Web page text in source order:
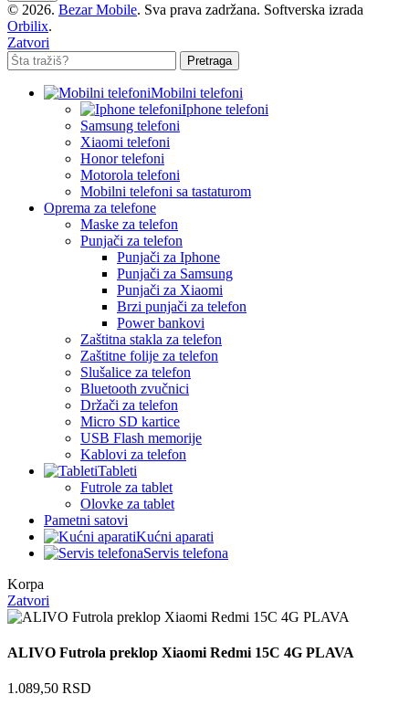
© 2026. Bezar Mobile. Sva prava zadržana. Softverska izrada
Orbilix.
Zatvori
Pretraga
Mobilni telefoni
Iphone telefoni
Samsung telefoni
Xiaomi telefoni
Honor telefoni
Motorola telefoni
Mobilni telefoni sa tastaturom
Oprema za telefone
Maske za telefon
Punjači za telefon
Punjači za Iphone
Punjači za Samsung
Punjači za Xiaomi
Brzi punjači za telefon
Power bankovi
Zaštitna stakla za telefon
Zaštitne folije za telefon
Slušalice za telefon
Bluetooth zvučnici
Držači za telefon
Micro SD kartice
USB Flash memorije
Kablovi za telefon
Tableti
Futrole za tablet
Olovke za tablet
Pametni satovi
Kućni aparati
Servis telefona
Korpa
Zatvori
ALIVO Futrola preklop Xiaomi Redmi 15C 4G PLAVA
1.089,50 RSD